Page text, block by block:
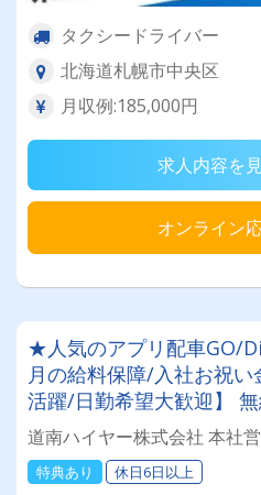
タクシードライバー
北海道札幌市中央区
月収例:185,000円
求人内容を
オンライン
★人気のアプリ配車GO/
月の給料保障/入社お祝
活躍/日勤希望大歓迎】
務員のライフスタイルを
フト調整が可能★ 売上向
す！
道南ハイヤー株式会社 本社
特典あり 休日6日以上